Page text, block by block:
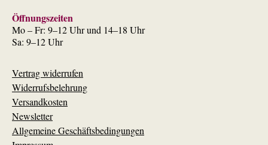
Öffnungszeiten
Mo – Fr: 9–12 Uhr und 14–18 Uhr
Sa: 9–12 Uhr
Vertrag widerrufen
Widerrufsbelehrung
Versandkosten
Newsletter
Allgemeine Geschäftsbedingungen